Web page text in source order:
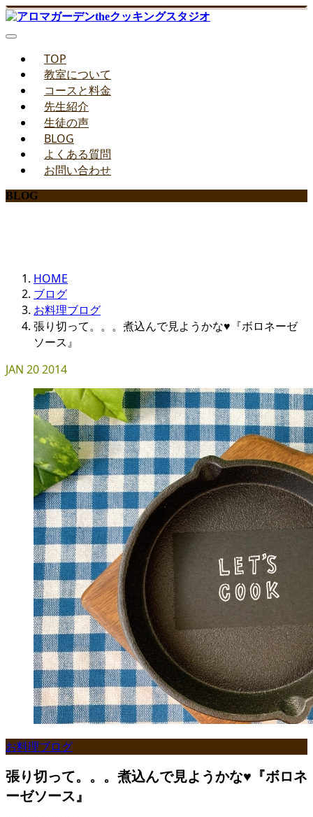
TOP
教室について
コースと料金
先生紹介
生徒の声
BLOG
よくある質問
お問い合わせ
BLOG
HOME
ブログ
お料理ブログ
張り切って。。。煮込んで見ようかな♥『ボロネーゼ
ソース』
JAN 202014
お料理ブログ
張り切って。。。煮込んで見ようかな♥『ボロネ
ーゼソース』